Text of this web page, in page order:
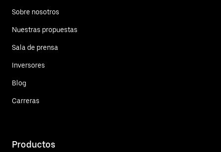
Sobre nosotros
Nuestras propuestas
Sala de prensa
Inversores
Blog
Carreras
Productos